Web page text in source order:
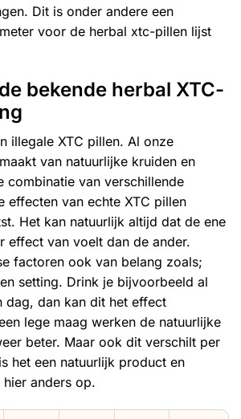
Dit is onder andere een
voor de herbal xtc-pillen lijst
bekende herbal XTC-
illegale XTC pillen. Al onze
van natuurlijke kruiden en
combinatie van verschillende
effecten van echte XTC pillen
Het kan natuurlijk altijd dat de ene
effect van voelt dan de ander.
factoren ook van belang zoals;
setting. Drink je bijvoorbeeld al
dag, dan kan dit het effect
lege maag werken de natuurlijke
beter. Maar ook dit verschilt per
het een natuurlijk product en
anders op.